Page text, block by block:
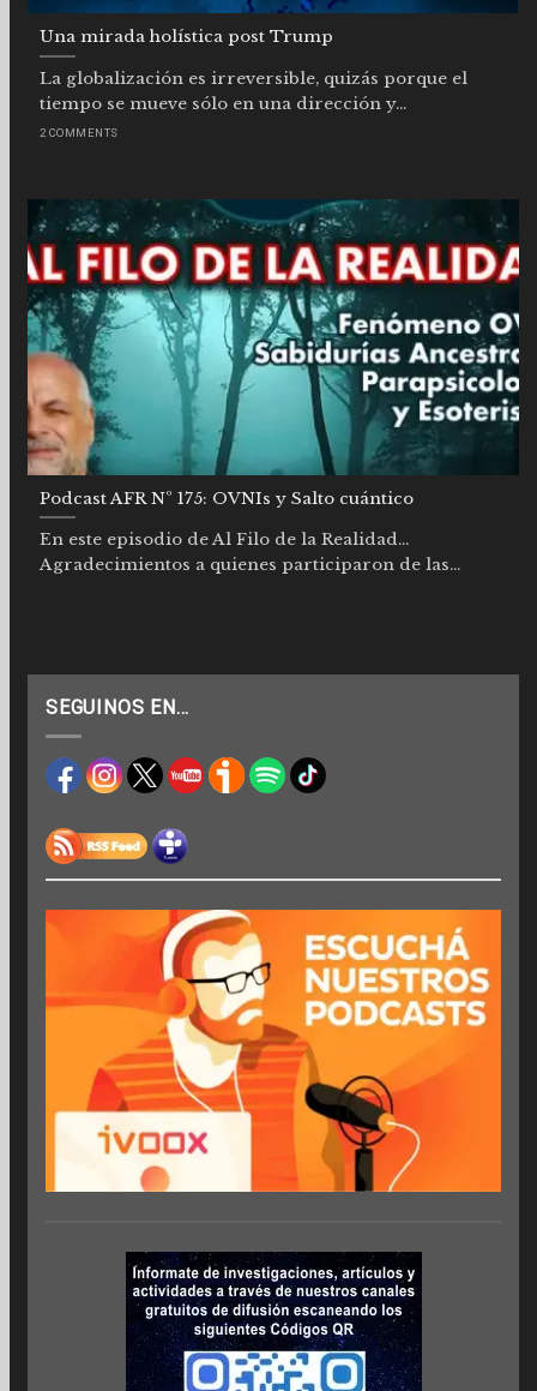
Una mirada holística post Trump
La globalización es irreversible, quizás porque el
tiempo se mueve sólo en una dirección y...
2 COMMENTS
Podcast AFR Nº 175: OVNIs y Salto cuántico
En este episodio de Al Filo de la Realidad…
Agradecimientos a quienes participaron de las...
SEGUINOS EN…